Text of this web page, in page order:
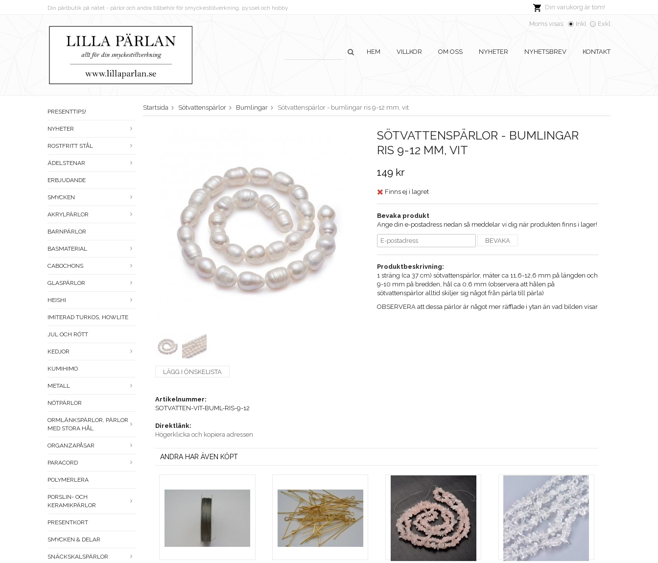
Din varukorg är tom!
Din pärlbutik på nätet - pärlor och andra tillbehör för smyckestillverkning, pyssel och hobby
Moms visas: Inkl Exkl
HEM VILLKOR OM OSS NYHETER NYHETSBREV KONTAKT
PRESENTTIPS!
NYHETER
ROSTFRITT STÅL
ÄDELSTENAR
ERBJUDANDE
SMYCKEN
AKRYLPÄRLOR
BARNPÄRLOR
BASMATERIAL
CABOCHONS
GLASPÄRLOR
HEISHI
IMITERAD TURKOS, HOWLITE
JUL OCH RÖTT
KEDJOR
KUMIHIMO
METALL
NÖTPÄRLOR
ORMLÄNKSPÄRLOR, PÄRLOR
MED STORA HÅL
ORGANZAPÅSAR
PARACORD
POLYMERLERA
PORSLIN- OCH
KERAMIKPÄRLOR
PRESENTKORT
SMYCKEN & DELAR
SNÄCKSKALSPÄRLOR
Startsida Sötvattenspärlor Bumlingar Sötvattenspärlor - bumlingar ris 9-12 mm, vit
SÖTVATTENSPÄRLOR - BUMLINGAR
RIS 9-12 MM, VIT
149 kr
Finns ej i lagret
Bevaka produkt
Ange din e-postadress nedan så meddelar vi dig när produkten finns i lager!
BEVAKA
Produktbeskrivning:
1 sträng (ca 37 cm) sötvattenspärlor, mäter ca 11,6-12,6 mm på längden och
9-10 mm på bredden, hål ca 0,6 mm (observera att hålen på
sötvattenspärlor alltid skiljer sig något från pärla till pärla)
OBSERVERA att dessa pärlor är något mer räfflade i ytan än vad bilden visar
LÄGG I ÖNSKELISTA
Artikelnummer:
SOTVATTEN-VIT-BUML-RIS-9-12
Direktlänk:
Högerklicka och kopiera adressen
ANDRA HAR ÄVEN KÖPT